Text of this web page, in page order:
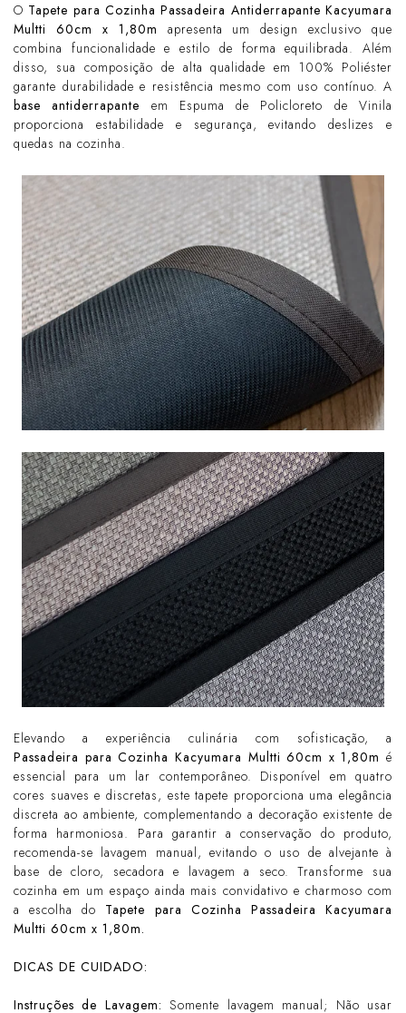
O Tapete para Cozinha Passadeira Antiderrapante Kacyumara
Multti 60cm x 1,80m apresenta um design exclusivo que
combina funcionalidade e estilo de forma equilibrada. Além
disso, sua composição de alta qualidade em 100% Poliéster
garante durabilidade e resistência mesmo com uso contínuo. A
base antiderrapante em Espuma de Policloreto de Vinila
proporciona estabilidade e segurança, evitando deslizes e
quedas na cozinha.
Elevando a experiência culinária com sofisticação, a
Passadeira para Cozinha Kacyumara Multti 60cm x 1,80m é
essencial para um lar contemporâneo. Disponível em quatro
cores suaves e discretas, este tapete proporciona uma elegância
discreta ao ambiente, complementando a decoração existente de
forma harmoniosa. Para garantir a conservação do produto,
recomenda-se lavagem manual, evitando o uso de alvejante à
base de cloro, secadora e lavagem a seco. Transforme sua
cozinha em um espaço ainda mais convidativo e charmoso com
a escolha do Tapete para Cozinha Passadeira Kacyumara
Multti 60cm x 1,80m.
DICAS DE CUIDADO:
Instruções de Lavagem: Somente lavagem manual; Não usar